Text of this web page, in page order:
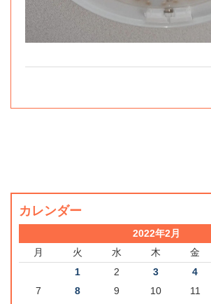
カレンダー
2022年2月
月
火 水 木 金
1 2 3 4
7
8 9 10 11